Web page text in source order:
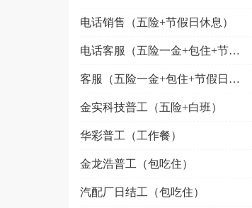
电话销售（五险+节假日休息）
电话客服（五险一金+包住+节假日福利）
客服（五险一金+包住+节假日福利）
金实科技普工（五险+白班）
华彩普工（工作餐）
金龙浩普工（包吃住）
汽配厂日结工（包吃住）